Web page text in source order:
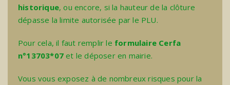
historique, ou encore, si la hauteur de la clôture
dépasse la limite autorisée par le PLU.
Pour cela, il faut remplir le formulaire Cerfa
n°13703*07 et le déposer en mairie.
Vous vous exposez à de nombreuxrisques pour la